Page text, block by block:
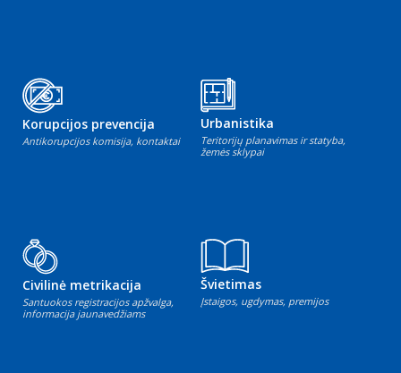
Korupcijos prevencija
Antikorupcijos komisija, kontaktai
Urbanistika
Teritorijų planavimas ir statyba,
žemės sklypai
Civilinė metrikacija
Santuokos registracijos apžvalga,
informacija jaunavedžiams
Švietimas
Įstaigos, ugdymas, premijos